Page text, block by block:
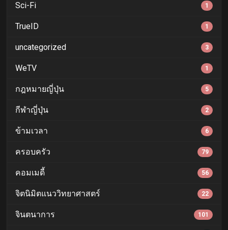
Sci-Fi 1
TrueID 1
uncategorized 3
WeTV 1
กฎหมายญี่ปุ่น 5
กีฬาญี่ปุ่น 2
ข้ามเวลา 6
ครอบครัว 79
คอมเมดี้ 56
จิตนิมิตแนววิทยาศาสตร์ 22
จินตนาการ 101